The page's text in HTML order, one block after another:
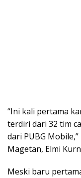
“Ini kali pertama
terdiri dari 32 tim
dari PUBG
Magetan, Elmi
Meski baru